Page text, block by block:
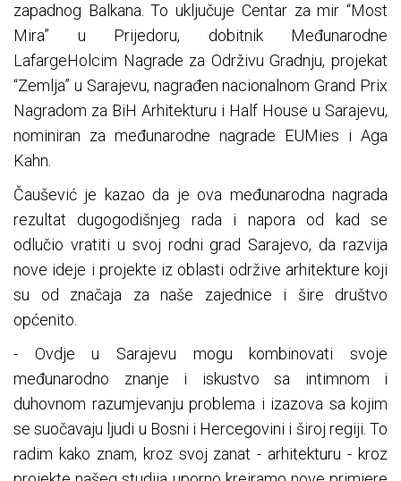
zapadnog Balkana. To uključuje Centar za mir “Most
Mira” u Prijedoru, dobitnik Međunarodne
LafargeHolcim Nagrade za Održivu Gradnju, projekat
“Zemlja” u Sarajevu, nagrađen nacionalnom Grand Prix
Nagradom za BiH Arhitekturu i Half House u Sarajevu,
nominiran za međunarodne nagrade EUMies i Aga
Kahn.
Čaušević je kazao da je ova međunarodna nagrada
rezultat dugogodišnjeg rada i napora od kad se
odlučio vratiti u svoj rodni grad Sarajevo, da razvija
nove ideje i projekte iz oblasti održive arhitekture koji
su od značaja za naše zajednice i šire društvo
općenito.
- Ovdje u Sarajevu mogu kombinovati svoje
međunarodno znanje i iskustvo sa intimnom i
duhovnom razumjevanju problema i izazova sa kojim
se suočavaju ljudi u Bosni i Hercegovini i široj regiji. To
radim kako znam, kroz svoj zanat - arhitekturu - kroz